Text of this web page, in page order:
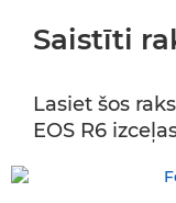
Saistīti
Lasiet šos
EOS R6